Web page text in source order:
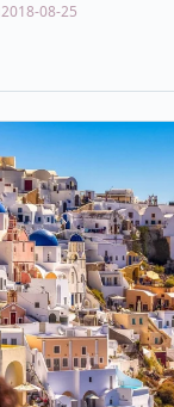
2018-08-25